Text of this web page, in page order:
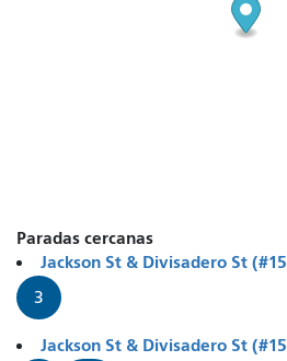
Paradas cercanas
Jackson St & Divisadero St
3
Jackson St & Divisadero St